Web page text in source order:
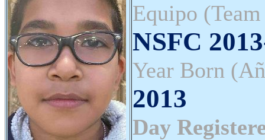
Equipo
NSFC
Year Born
2013
Day